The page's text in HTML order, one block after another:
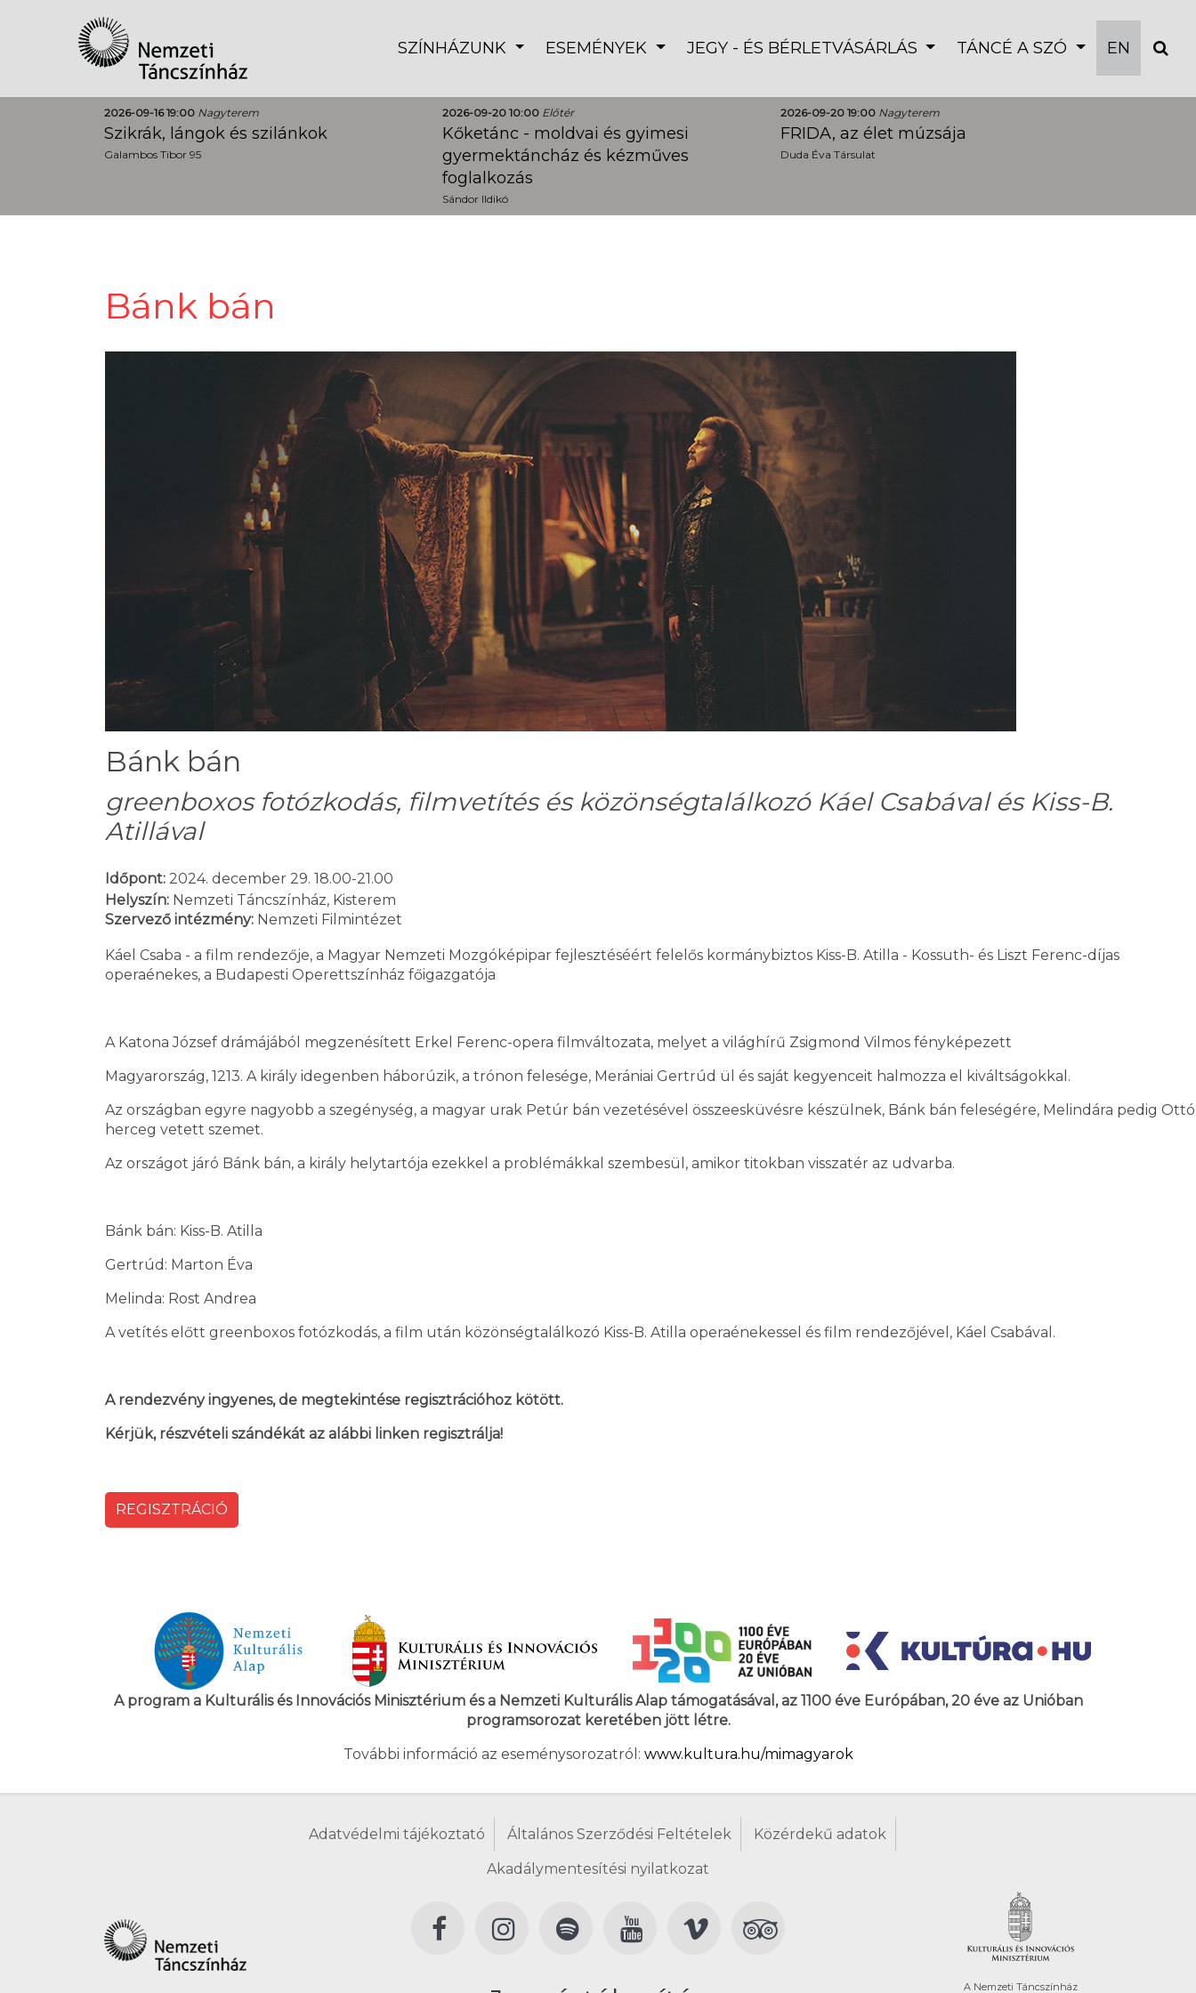
SZÍNHÁZUNK ESEMÉNYEK JEGY - ÉS BÉRLETVÁSÁRLÁS TÁNCÉ A SZÓ EN
2026-09-16 19:00 Nagyterem
Szikrák, lángok és szilánkok
Galambos Tibor 95
2026-09-20 10:00 Előtér
Kőketánc - moldvai és gyimesi
gyermektáncház és kézműves
foglalkozás
Sándor Ildikó
2026-09-20 19:00 Nagyterem
FRIDA, az élet múzsája
Duda Éva Társulat
Bánk bán
Bánk bán
greenboxos fotózkodás, filmvetítés és közönségtalálkozó Káel Csabával és Kiss-B.
Atillával
Időpont: 2024. december 29. 18.00-21.00
Helyszín: Nemzeti Táncszínház, Kisterem
Szervező intézmény: Nemzeti Filmintézet
Káel Csaba - a film rendezője, a Magyar Nemzeti Mozgóképipar fejlesztéséért felelős kormánybiztos Kiss-B. Atilla - Kossuth- és Liszt Ferenc-díjas
operaénekes, a Budapesti Operettszínház főigazgatója
A Katona József drámájából megzenésített Erkel Ferenc-opera filmváltozata, melyet a világhírű Zsigmond Vilmos fényképezett
Magyarország, 1213. A király idegenben háborúzik, a trónon felesége, Merániai Gertrúd ül és saját kegyenceit halmozza el kiváltságokkal.
Az országban egyre nagyobb a szegénység, a magyar urak Petúr bán vezetésével összeesküvésre készülnek, Bánk bán feleségére, Melindára pedig Ottó
herceg vetett szemet.
Az országot járó Bánk bán, a király helytartója ezekkel a problémákkal szembesül, amikor titokban visszatér az udvarba.
Bánk bán: Kiss-B. Atilla
Gertrúd: Marton Éva
Melinda: Rost Andrea
A vetítés előtt greenboxos fotózkodás, a film után közönségtalálkozó Kiss-B. Atilla operaénekessel és film rendezőjével, Káel Csabával.
A rendezvény ingyenes, de megtekintése regisztrációhoz kötött.
Kérjük, részvételi szándékát az alábbi linken regisztrálja!
REGISZTRÁCIÓ
A program a Kulturális és Innovációs Minisztérium és a Nemzeti Kulturális Alap támogatásával, az 1100 éve Európában, 20 éve az Unióban
programsorozat keretében jött létre.
További információ az eseménysorozatról: www.kultura.hu/mimagyarok
Adatvédelmi tájékoztató Általános Szerződési Feltételek Közérdekű adatok
Akadálymentesítési nyilatkozat
A Nemzeti Táncszínház